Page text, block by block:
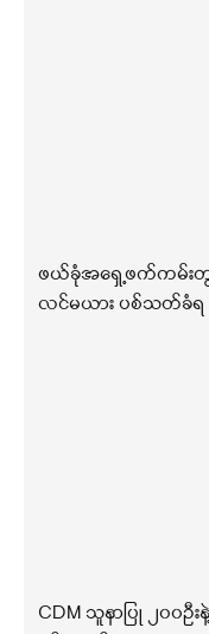
ဖယ်ခုံအရှေ့ဖက်ကမ်း
လင်မယား ပစ်သတ်ခံရ
CDM သူနာပြု ၂၀၀ဦ